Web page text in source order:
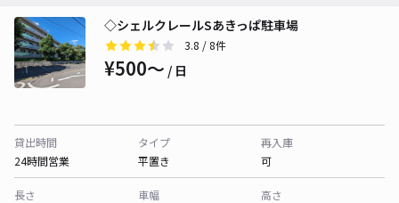
◇シェルクレールSあきっぱ駐車場
3.8 / 8件
¥500〜 / 日
貸出時間
24時間営業
タイプ
平置き
再入庫
可
長さ
車幅
高さ